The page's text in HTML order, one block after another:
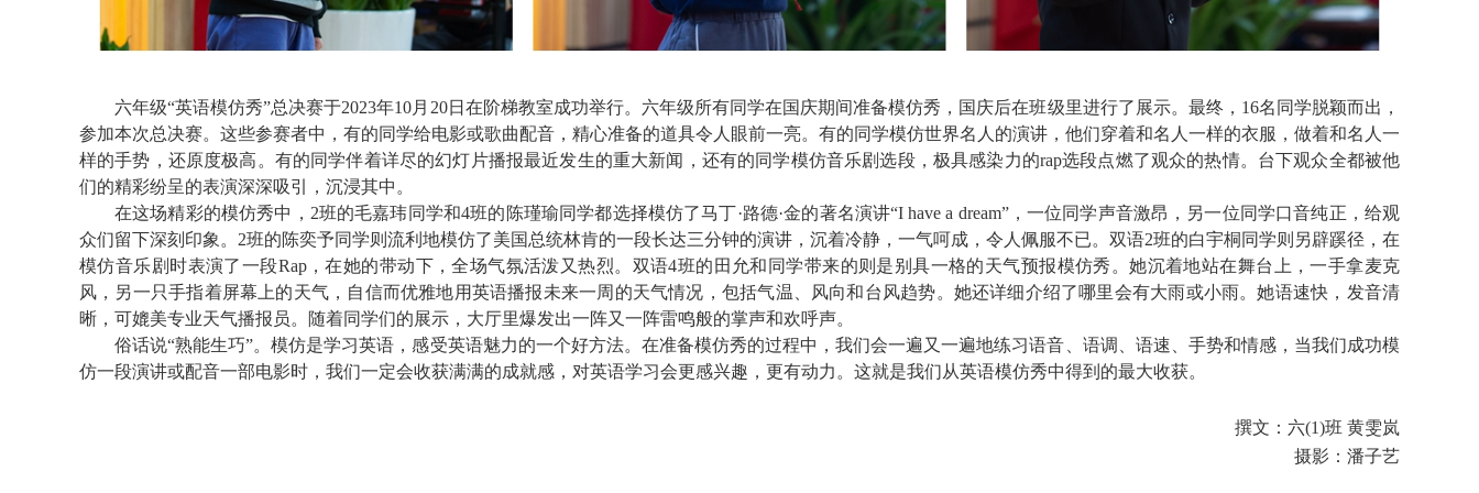
六年级“英语模仿秀”总决赛于2023年10月 20日在阶梯教室成功举行。六年级所有同学在国庆期间准备模仿秀，国庆后在班级里进行了展示。最终， 16名同学脱颖而出，
参加本次总决赛。这些参赛者中，有的同学给电影或歌曲配音，精心准备的道具令人眼前一亮。有的同学模仿世界名人的演讲，他们穿着和名人一样的衣服，做着和名人一
样的手势，还原度极高。有的同学伴着详尽的幻灯片播报最近发生的重大新闻 ，还有的同学模仿音乐剧选段，极具感染力的rap选段点燃了观众的热情。 台下观众全都被他
们的精彩纷呈的表演深深吸引，沉浸其中。
在这场精彩的模仿秀中， 2班的毛嘉玮同学和4班的陈瑾瑜同学都选择模仿了马丁·路德·金的著名演讲“I have a dream”，一位同学声音激昂，另一位同学口音纯正，给观
众们留下深刻印象。 2班的陈奕予同学则 流利地模仿了美国总统林肯的一段长达三分钟的演讲， 沉着冷静，一气呵成， 令人佩服不已。 双语2班的白宇桐 同学则另辟蹊径， 在
模仿音乐剧时表演了一段Rap，在她的带动下，全场气氛活泼又热烈。 双语4班的田允和 同学带来的则是别具一格的天气预报模仿秀。她沉着地站在舞台上，一手拿麦克
风，另一只手指着屏幕上的天气，自信而优雅地用英语播报未来一周的天气情况，包括气温、风向和台风趋势。她还详细介绍了哪里会有大雨或小雨。她语速快，发音清
晰，可媲美专业天气播报员。随着同学们的展示，大厅里爆发出一阵又一阵雷鸣般的掌声和欢呼声。
俗话说“熟能生巧”。模仿是学习英语，感受英语魅力的一个好方法。在准备模仿秀的过程中，我们会一遍又一遍地练习语音、语调、语速、手势和情感，当我们成功模
仿一段演讲或配音一部电影时，我们一定会收获满满的成就感，对英语学习会更感兴趣，更有动力。这就是我们从英语模仿秀中得到的最大收获。
撰文：六(1)班 黄雯岚
摄影：潘子艺